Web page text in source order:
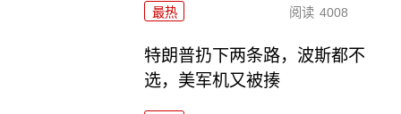
最热 阅读 4008
特朗普扔下两条路，波斯都不
选，美军机又被揍